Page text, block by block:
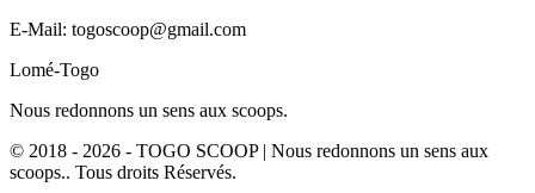
E-Mail: togoscoop@gmail.com
Lomé-Togo
Nous redonnons un sens aux scoops.
© 2018 - 2026 - TOGO SCOOP | Nous redonnons un sens aux
scoops.. Tous droits Réservés.